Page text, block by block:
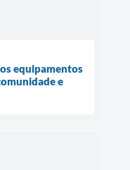
equipamentos
e